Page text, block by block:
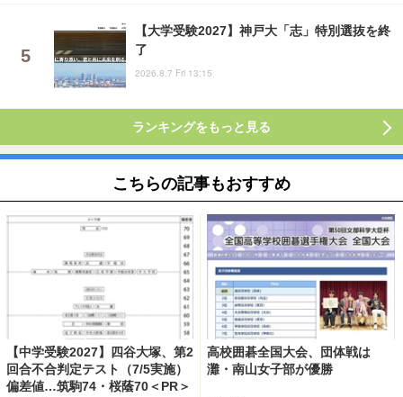
【大学受験2027】神戸大「志」特別選抜を終
了
2026.8.7 Fri 13:15
ランキングをもっと見る
こちらの記事もおすすめ
【中学受験2027】四谷大塚、第2
回合不合判定テスト（7/5実施）
偏差値…筑駒74・桜蔭70＜PR＞
高校囲碁全国大会、団体戦は
灘・南山女子部が優勝